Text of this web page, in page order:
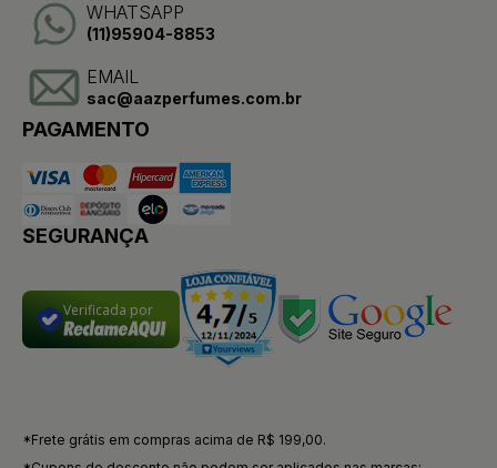
WHATSAPP
(11)95904-8853
EMAIL
sac@aazperfumes.com.br
PAGAMENTO
SEGURANÇA
Verificada por
*Frete grátis em compras acima de R$ 199,00.